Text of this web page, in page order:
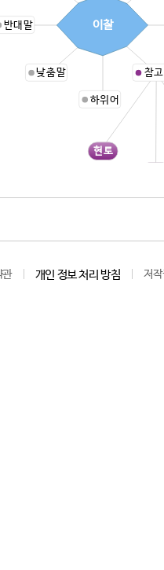
현토
참
하위어
낮춤말
반대말 이찰
관 개인 정보 처리 방침 저